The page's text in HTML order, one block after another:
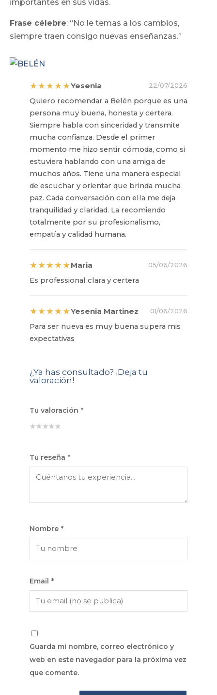
importantes en sus vidas.
Frase célebre: “No le temas a los cambios,
siempre traen consigo nuevas enseñanzas.”
★★★★★Yesenia 22/07/2026
Quiero recomendar a Belén porque es una
persona muy buena, honesta y certera.
Siempre habla con sinceridad y transmite
mucha confianza. Desde el primer
momento me hizo sentir cómoda, como si
estuviera hablando con una amiga de
muchos años. Tiene una manera especial
de escuchar y orientar que brinda mucha
paz. Cada conversación con ella me deja
tranquilidad y claridad. La recomiendo
totalmente por su profesionalismo,
empatía y calidad humana.
★★★★★Maria 05/06/2026
Es professional clara y certera
★★★★★Yesenia Martinez 01/06/2026
Para ser nueva es muy buena supera mis
expectativas
¿Ya has consultado? ¡Deja tu
valoración!
Tu valoración *
★
★
★
★
★
Tu reseña *
Nombre *
Email *
Guarda mi nombre, correo electrónico y
web en este navegador para la próxima vez
que comente.